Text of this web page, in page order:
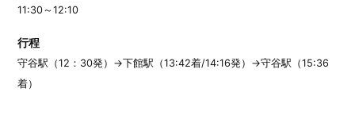
11:30～12:10
行程
守谷駅（12：30発）→下館駅（13:42着/14:16発）→守谷駅（15:36
着）